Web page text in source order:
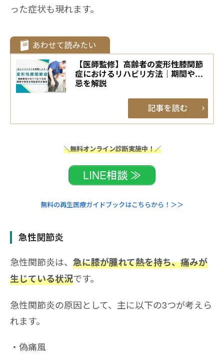
った症状も現れます。
【医師監修】高齢者の変形性膝関節
症におけるリハビリ方法｜期間や禁
忌を解説
＼無料オンライン診断実施中！／
LINE相談 ≫
無料の再生医療ガイドブックはこちらから！＞＞
急性関節炎
急性関節炎は、 急に膝が腫れて熱を持ち、痛みが
生じている状況です。
急性関節炎の原因として、主に以下の3つが考えら
れます。
偽痛風